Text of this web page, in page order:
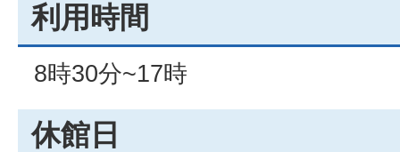
利用時間
8時30分~17時
休館日